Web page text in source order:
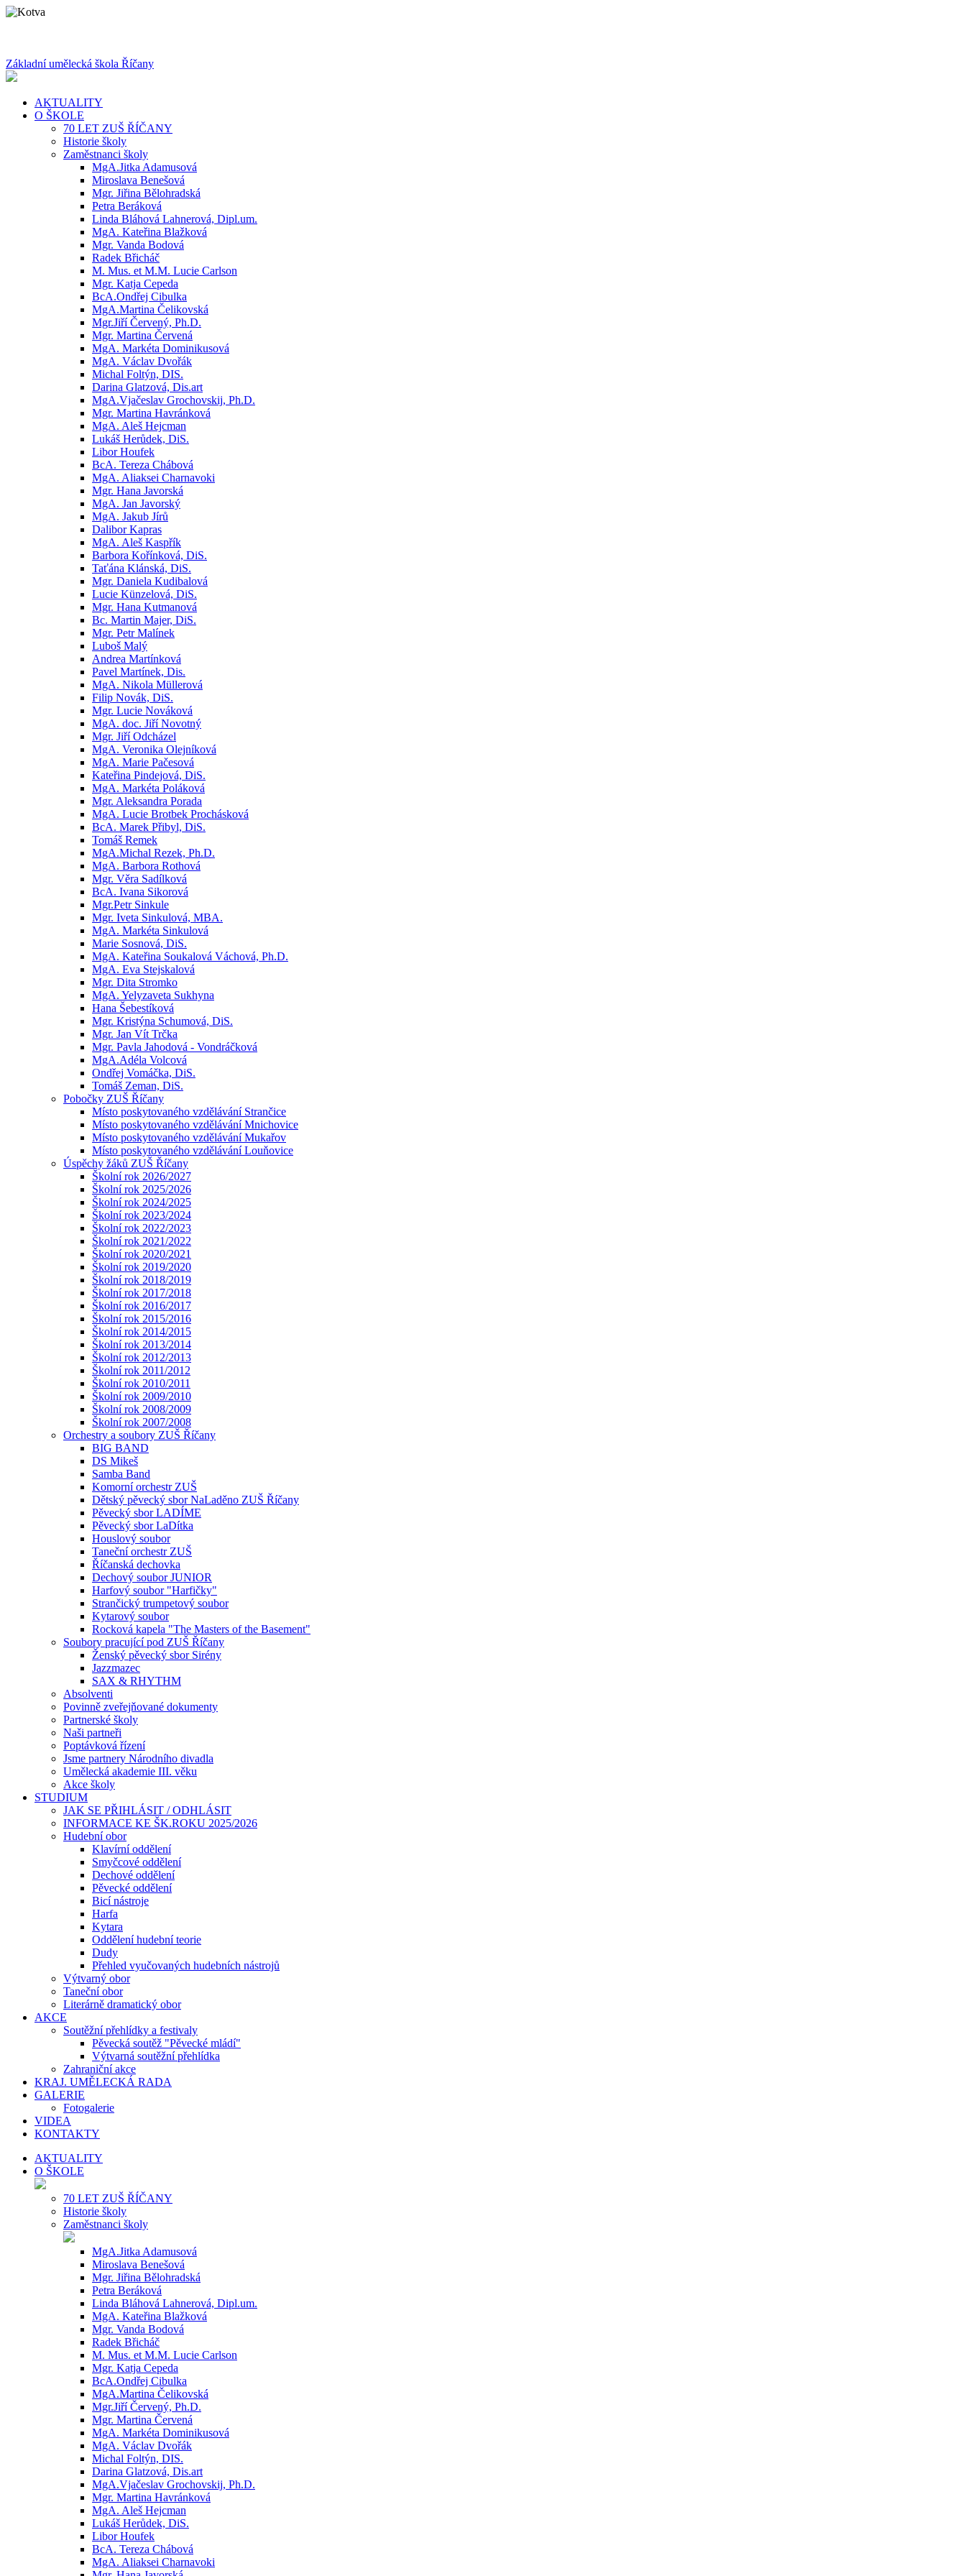
Základní umělecká škola Říčany
AKTUALITY
O ŠKOLE
70 LET ZUŠ ŘÍČANY
Historie školy
Zaměstnanci školy
MgA.Jitka Adamusová
Miroslava Benešová
Mgr. Jiřina Bělohradská
Petra Beráková
Linda Bláhová Lahnerová, Dipl.um.
MgA. Kateřina Blažková
Mgr. Vanda Bodová
Radek Břicháč
M. Mus. et M.M. Lucie Carlson
Mgr. Katja Cepeda
BcA.Ondřej Cibulka
MgA.Martina Čelikovská
Mgr.Jiří Červený, Ph.D.
Mgr. Martina Červená
MgA. Markéta Dominikusová
MgA. Václav Dvořák
Michal Foltýn, DIS.
Darina Glatzová, Dis.art
MgA.Vjačeslav Grochovskij, Ph.D.
Mgr. Martina Havránková
MgA. Aleš Hejcman
Lukáš Herůdek, DiS.
Libor Houfek
BcA. Tereza Chábová
MgA. Aliaksei Charnavoki
Mgr. Hana Javorská
MgA. Jan Javorský
MgA. Jakub Jírů
Dalibor Kapras
MgA. Aleš Kaspřík
Barbora Kořínková, DiS.
Taťána Klánská, DiS.
Mgr. Daniela Kudibalová
Lucie Künzelová, DiS.
Mgr. Hana Kutmanová
Bc. Martin Majer, DiS.
Mgr. Petr Malínek
Luboš Malý
Andrea Martínková
Pavel Martínek, Dis.
MgA. Nikola Müllerová
Filip Novák, DiS.
Mgr. Lucie Nováková
MgA. doc. Jiří Novotný
Mgr. Jiří Odcházel
MgA. Veronika Olejníková
MgA. Marie Pačesová
Kateřina Pindejová, DiS.
MgA. Markéta Poláková
Mgr. Aleksandra Porada
MgA. Lucie Brotbek Prochásková
BcA. Marek Přibyl, DiS.
Tomáš Remek
MgA.Michal Rezek, Ph.D.
MgA. Barbora Rothová
Mgr. Věra Sadílková
BcA. Ivana Sikorová
Mgr.Petr Sinkule
Mgr. Iveta Sinkulová, MBA.
MgA. Markéta Sinkulová
Marie Sosnová, DiS.
MgA. Kateřina Soukalová Váchová, Ph.D.
MgA. Eva Stejskalová
Mgr. Dita Stromko
MgA. Yelyzaveta Sukhyna
Hana Šebestíková
Mgr. Kristýna Schumová, DiS.
Mgr. Jan Vít Trčka
Mgr. Pavla Jahodová - Vondráčková
MgA.Adéla Volcová
Ondřej Vomáčka, DiS.
Tomáš Zeman, DiS.
Pobočky ZUŠ Říčany
Místo poskytovaného vzdělávání Strančice
Místo poskytovaného vzdělávání Mnichovice
Místo poskytovaného vzdělávání Mukařov
Místo poskytovaného vzdělávání Louňovice
Úspěchy žáků ZUŠ Říčany
Školní rok 2026/2027
Školní rok 2025/2026
Školní rok 2024/2025
Školní rok 2023/2024
Školní rok 2022/2023
Školní rok 2021/2022
Školní rok 2020/2021
Školní rok 2019/2020
Školní rok 2018/2019
Školní rok 2017/2018
Školní rok 2016/2017
Školní rok 2015/2016
Školní rok 2014/2015
Školní rok 2013/2014
Školní rok 2012/2013
Školní rok 2011/2012
Školní rok 2010/2011
Školní rok 2009/2010
Školní rok 2008/2009
Školní rok 2007/2008
Orchestry a soubory ZUŠ Říčany
BIG BAND
DS Mikeš
Samba Band
Komorní orchestr ZUŠ
Dětský pěvecký sbor NaLaděno ZUŠ Říčany
Pěvecký sbor LADÍME
Pěvecký sbor LaDítka
Houslový soubor
Taneční orchestr ZUŠ
Říčanská dechovka
Dechový soubor JUNIOR
Harfový soubor "Harfičky"
Strančický trumpetový soubor
Kytarový soubor
Rocková kapela "The Masters of the Basement"
Soubory pracující pod ZUŠ Říčany
Ženský pěvecký sbor Sirény
Jazzmazec
SAX & RHYTHM
Absolventi
Povinně zveřejňované dokumenty
Partnerské školy
Naši partneři
Poptávková řízení
Jsme partnery Národního divadla
Umělecká akademie III. věku
Akce školy
STUDIUM
JAK SE PŘIHLÁSIT / ODHLÁSIT
INFORMACE KE ŠK.ROKU 2025/2026
Hudební obor
Klavírní oddělení
Smyčcové oddělení
Dechové oddělení
Pěvecké oddělení
Bicí nástroje
Harfa
Kytara
Oddělení hudební teorie
Dudy
Přehled vyučovaných hudebních nástrojů
Výtvarný obor
Taneční obor
Literárně dramatický obor
AKCE
Soutěžní přehlídky a festivaly
Pěvecká soutěž "Pěvecké mládí"
Výtvarná soutěžní přehlídka
Zahraniční akce
KRAJ. UMĚLECKÁ RADA
GALERIE
Fotogalerie
VIDEA
KONTAKTY
AKTUALITY
O ŠKOLE
70 LET ZUŠ ŘÍČANY
Historie školy
Zaměstnanci školy
MgA.Jitka Adamusová
Miroslava Benešová
Mgr. Jiřina Bělohradská
Petra Beráková
Linda Bláhová Lahnerová, Dipl.um.
MgA. Kateřina Blažková
Mgr. Vanda Bodová
Radek Břicháč
M. Mus. et M.M. Lucie Carlson
Mgr. Katja Cepeda
BcA.Ondřej Cibulka
MgA.Martina Čelikovská
Mgr.Jiří Červený, Ph.D.
Mgr. Martina Červená
MgA. Markéta Dominikusová
MgA. Václav Dvořák
Michal Foltýn, DIS.
Darina Glatzová, Dis.art
MgA.Vjačeslav Grochovskij, Ph.D.
Mgr. Martina Havránková
MgA. Aleš Hejcman
Lukáš Herůdek, DiS.
Libor Houfek
BcA. Tereza Chábová
MgA. Aliaksei Charnavoki